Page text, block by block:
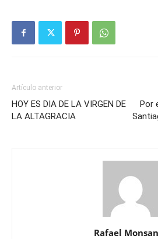
Artículo anterior
HOY ES DIA DE LA VIRGEN DE
LA ALTAGRACIA
Por
Rafael